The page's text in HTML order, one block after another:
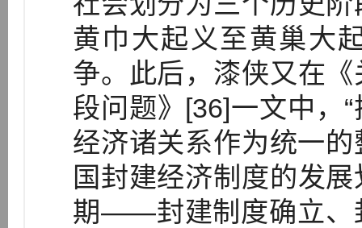
黄巾大起义至黄巢大
争。此后，漆侠又在
段问题》[36]一文中，
经济诸关系作为统一的
国封建经济制度的发
期――封建制度确立、